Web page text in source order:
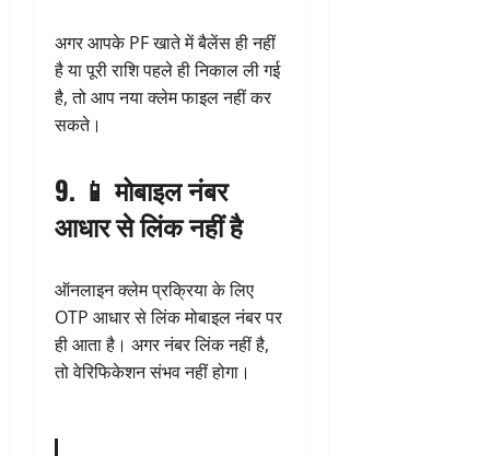
अगर आपके PF खाते में बैलेंस ही नहीं
है या पूरी राशि पहले ही निकाल ली गई
है, तो आप नया क्लेम फाइल नहीं कर
सकते।
9. 📱मोबाइल नंबर
आधार से लिंक नहीं है
ऑनलाइन क्लेम प्रक्रिया के लिए
OTP आधार से लिंक मोबाइल नंबर पर
ही आता है। अगर नंबर लिंक नहीं है,
तो वेरिफिकेशन संभव नहीं होगा।